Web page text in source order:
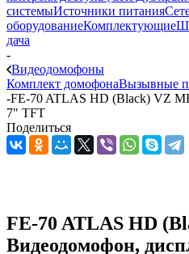
системыИсточники питания
оборудованиеКомплектующие
дача
-
Видеодомофоны
Комплект домофонаВызывные
-FE-70 ATLAS HD (Black) VZ
7" TFT
Поделиться
FE-70 ATLAS HD
Видеодомофон,